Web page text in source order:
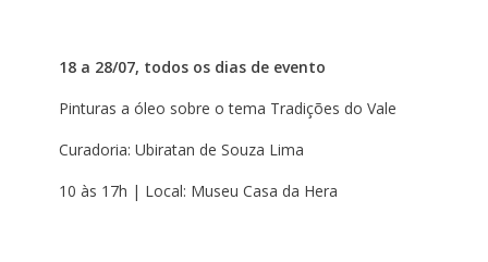
18 a 28/07, todos os dias de evento
Pinturas a óleo sobre o tema Tradições do Vale
Curadoria: Ubiratan de Souza Lima
10 às 17h | Local: Museu Casa da Hera